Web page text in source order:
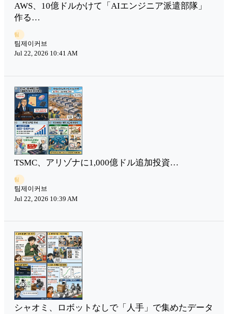
AWS、10億ドルかけて「AIエンジニア派遣部隊」
作る…
팀
팀제이커브
Jul 22, 2026 10:41 AM
TSMC、アリゾナに1,000億ドル追加投資…
팀
팀제이커브
Jul 22, 2026 10:39 AM
シャオミ、ロボットなしで「人手」で集めたデータ